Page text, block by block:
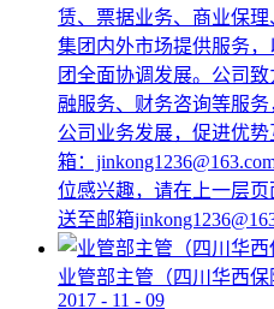
赁、票据业务、商业保
集团内外市场提供服务
团全面协调发展。公司
融服务、财务咨询等服
公司业务发展，促进优
箱：
位感兴趣，请在上一层
送至邮箱
业管部主管（四川华西保
2017 - 11 - 09